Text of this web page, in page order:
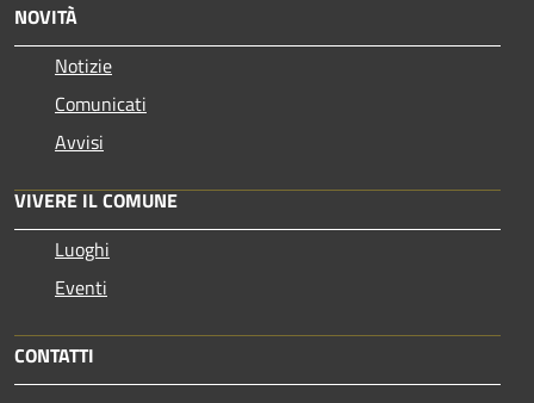
NOVITÀ
Notizie
Comunicati
Avvisi
VIVERE IL COMUNE
Luoghi
Eventi
CONTATTI